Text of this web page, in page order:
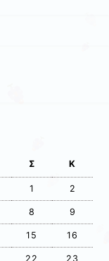
Σ Κ
1 2
8 9
15 16
22 23